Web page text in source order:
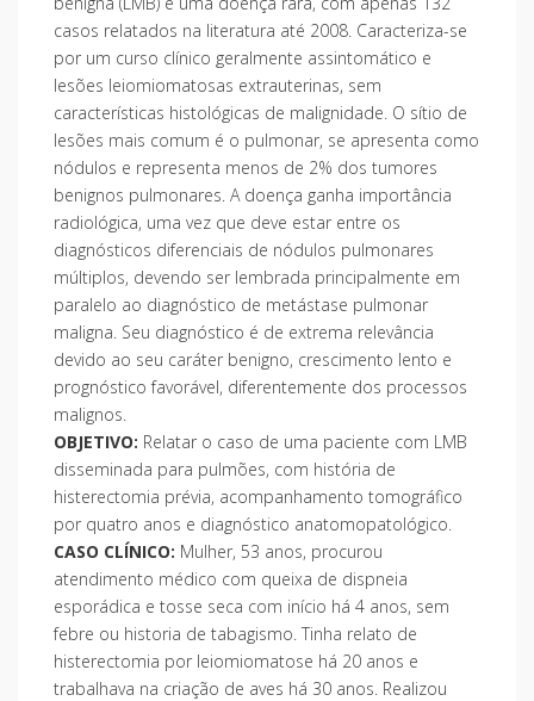
casos relatados na literatura até 2008. Caracteriza-se
por um curso clínico geralmente assintomático e
lesões leiomiomatosas extrauterinas, sem
características histológicas de malignidade. O sítio de
lesões mais comum é o pulmonar, se apresenta como
nódulos e representa menos de 2% dos tumores
benignos pulmonares. A doença ganha importância
radiológica, uma vez que deve estar entre os
diagnósticos diferenciais de nódulos pulmonares
múltiplos, devendo ser lembrada principalmente em
paralelo ao diagnóstico de metástase pulmonar
maligna. Seu diagnóstico é de extrema relevância
devido ao seu caráter benigno, crescimento lento e
prognóstico favorável, diferentemente dos processos
malignos.
OBJETIVO: Relatar o caso de uma paciente com LMB
disseminada para pulmões, com história de
histerectomia prévia, acompanhamento tomográfico
por quatro anos e diagnóstico anatomopatológico.
CASO CLÍNICO: Mulher, 53 anos, procurou
atendimento médico com queixa de dispneia
esporádica e tosse seca com início há 4 anos, sem
febre ou historia de tabagismo. Tinha relato de
histerectomia por leiomiomatose há 20 anos e
trabalhava na criação de aves há 30 anos. Realizou